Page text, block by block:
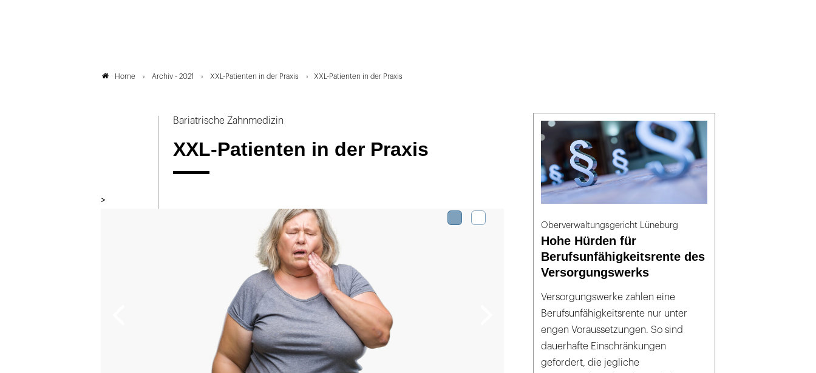
Home Archiv - 2021 XXL-Patienten in der Praxis XXL-Patienten in der Praxis
Bariatrische Zahnmedizin
XXL-Patienten in der Praxis
>
Oberverwaltungsgericht Lüneburg
Hohe Hürden für
Berufsunfähigkeitsrente des
Versorgungswerks
Versorgungswerke zahlen eine
Berufsunfähigkeitsrente nur unter
engen Voraussetzungen. So sind
dauerhafte Einschränkungen
gefordert, die jegliche